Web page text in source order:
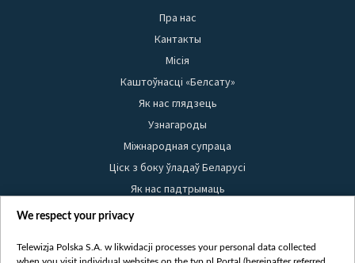
Пра нас
Кантакты
Місія
Каштоўнасці «Белсату»
Як нас глядзець
Узнагароды
Міжнародная супраца
Ціск з боку ўладаў Беларусі
Як нас падтрымаць
Правілы выкарыстання матэрыялаў
Бяспека
We respect your privacy
Telewizja Polska S.A. w likwidacji processes your personal data collected